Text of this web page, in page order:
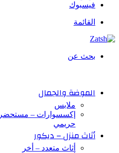
فيسبوك
القائمة
بحث عن
الموضة والجمال
ملابس
إكسسوارات –
حريمي
أثاث منزل – ديكور
أثاث متعدد – أخر